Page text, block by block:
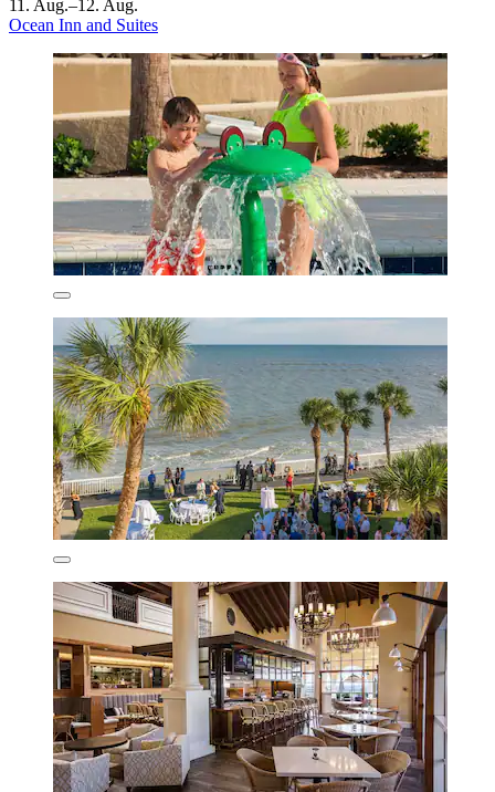
11. Aug.–12. Aug.
Ocean Inn and Suites